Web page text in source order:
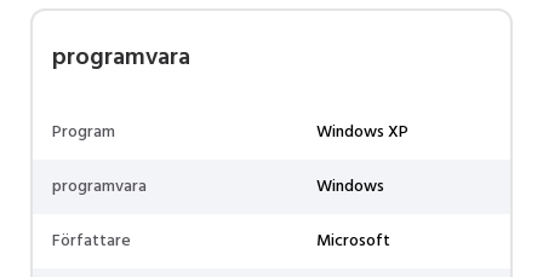
programvara
Program
Windows XP
programvara
Windows
Författare
Microsoft